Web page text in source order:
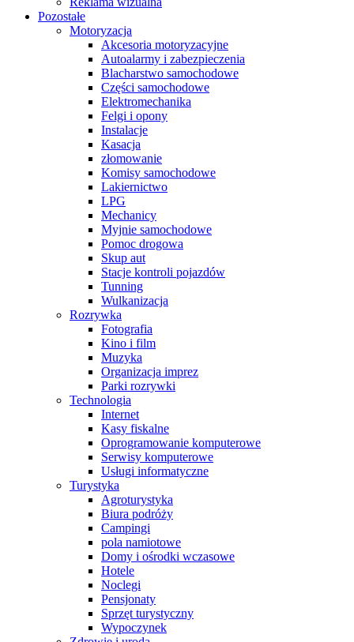
Pozostałe
Motoryzacja
Akcesoria motoryzacyjne
Autoalarmy i zabezpieczenia
Blacharstwo samochodowe
Części samochodowe
Elektromechanika
Felgi i opony
Instalacje
Kasacja
złomowanie
Komisy samochodowe
Lakiernictwo
LPG
Mechanicy
Myjnie samochodowe
Pomoc drogowa
Skup aut
Stacje kontroli pojazdów
Tunning
Wulkanizacja
Rozrywka
Fotografia
Kino i film
Muzyka
Organizacja imprez
Parki rozrywki
Technologia
Internet
Kasy fiskalne
Oprogramowanie komputerowe
Serwisy komputerowe
Usługi informatyczne
Turystyka
Agroturystyka
Biura podróży
Campingi
pola namiotowe
Domy i ośrodki wczasowe
Hotele
Noclegi
Pensjonaty
Sprzęt turystyczny
Wypoczynek